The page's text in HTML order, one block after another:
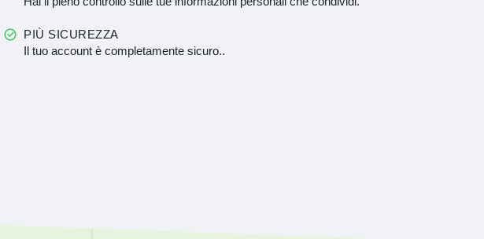
PIÙ SICUREZZA
Il tuo account è completamente sicuro..